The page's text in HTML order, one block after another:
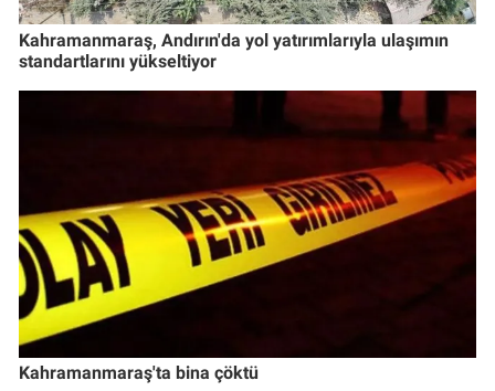
Kahramanmaraş, Andırın'da yol yatırımlarıyla ulaşımın
standartlarını yükseltiyor
Kahramanmaraş'ta bina çöktü